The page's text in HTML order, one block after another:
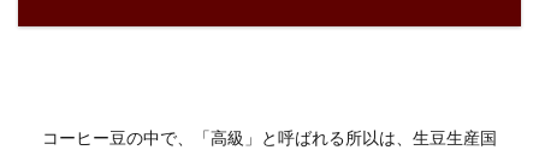
コーヒー豆の中で、「高級」と呼ばれる所以は、生豆生産国